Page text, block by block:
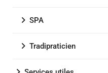
SPA
Tradipraticien